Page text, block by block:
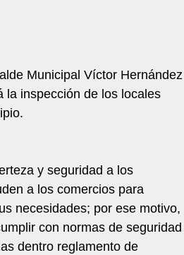
Municipal Víctor Hernández
la inspección de los locales
y seguridad a los
a los comercios para
necesidades; por ese motivo,
con normas de seguridad
dentro reglamento de